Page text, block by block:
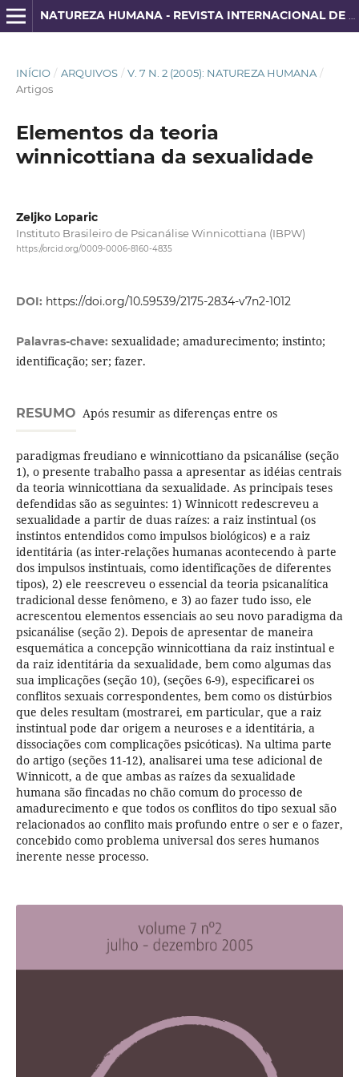
INÍCIO / ARQUIVOS / V. 7 N. 2 (2005): NATUREZA HUMANA /
Artigos
Elementos da teoria
winnicottiana da sexualidade
Zeljko Loparic
Instituto Brasileiro de Psicanálise Winnicottiana (IBPW)
https://orcid.org/0009-0006-8160-4835
DOI: https://doi.org/10.59539/2175-2834-v7n2-1012
Palavras-chave: sexualidade; amadurecimento; instinto;
identificação; ser; fazer.
RESUMO Após resumir as diferenças entre os
paradigmas freudiano e winnicottiano da psicanálise (seção
1), o presente trabalho passa a apresentar as idéias centrais
da teoria winnicottiana da sexualidade. As principais teses
defendidas são as seguintes: 1) Winnicott redescreveu a
sexualidade a partir de duas raízes: a raiz instintual (os
instintos entendidos como impulsos biológicos) e a raiz
identitária (as inter-relações humanas acontecendo à parte
dos impulsos instintuais, como identificações de diferentes
tipos), 2) ele reescreveu o essencial da teoria psicanalítica
tradicional desse fenômeno, e 3) ao fazer tudo isso, ele
acrescentou elementos essenciais ao seu novo paradigma da
psicanálise (seção 2). Depois de apresentar de maneira
esquemática a concepção winnicottiana da raiz instintual e
da raiz identitária da sexualidade, bem como algumas das
sua implicações (seção 10), (seções 6-9), especificarei os
conflitos sexuais correspondentes, bem como os distúrbios
que deles resultam (mostrarei, em particular, que a raiz
instintual pode dar origem a neuroses e a identitária, a
dissociações com complicações psicóticas). Na ultima parte
do artigo (seções 11-12), analisarei uma tese adicional de
Winnicott, a de que ambas as raízes da sexualidade
humana são fincadas no chão comum do processo de
amadurecimento e que todos os conflitos do tipo sexual são
relacionados ao conflito mais profundo entre o ser e o fazer,
concebido como problema universal dos seres humanos
inerente nesse processo.